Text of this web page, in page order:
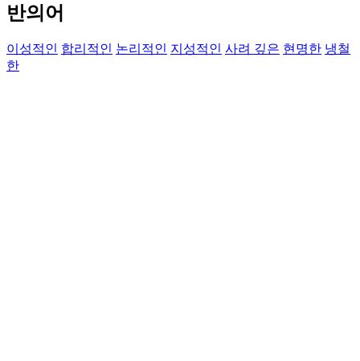
반의어
이성적인 합리적인 논리적인 지성적인 사려 깊은 현명한 냉철
한